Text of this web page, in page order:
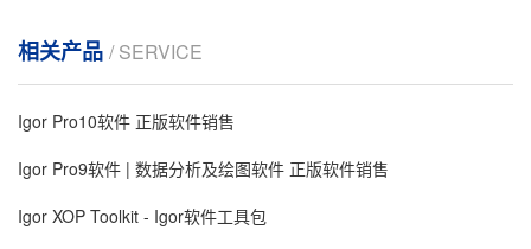
相关产品 / SERVICE
Igor Pro10软件 正版软件销售
Igor Pro9软件 | 数据分析及绘图软件 正版软件销售
Igor XOP Toolkit - Igor软件工具包